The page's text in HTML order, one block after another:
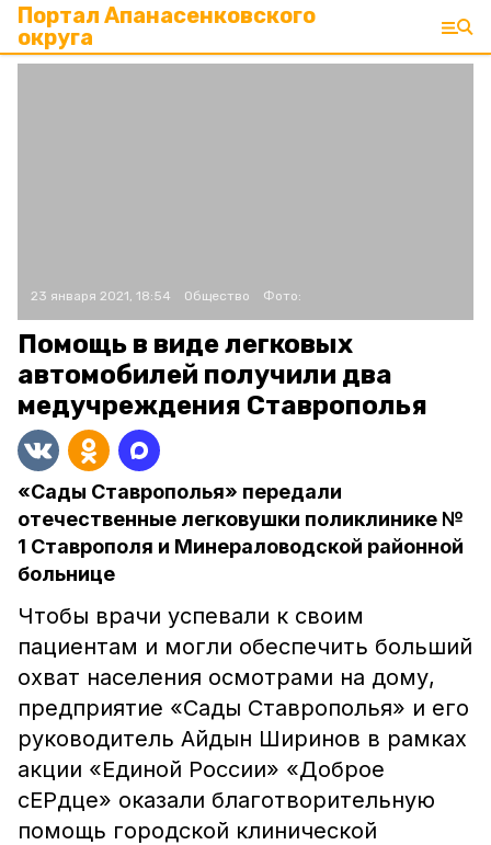
Портал Апанасенковского
округа
23 января 2021, 18:54 Общество Фото:
Помощь в виде легковых
автомобилей получили два
медучреждения Ставрополья
«Сады Ставрополья» передали
отечественные легковушки поликлинике №
1 Ставрополя и Минераловодской районной
больнице
Чтобы врачи успевали к своим
пациентам и могли обеспечить больший
охват населения осмотрами на дому,
предприятие «Сады Ставрополья» и его
руководитель Айдын Ширинов в рамках
акции «Единой России» «Доброе
сЕРдце» оказали благотворительную
помощь городской клинической